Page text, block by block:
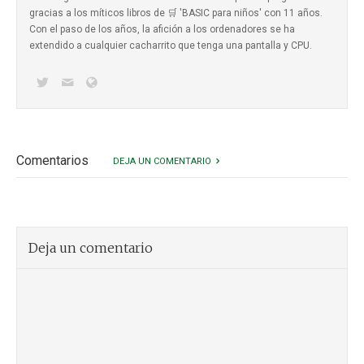
gracias a los míticos libros de 🛒 'BASIC para niños' con 11 años.
Con el paso de los años, la afición a los ordenadores se ha
extendido a cualquier cacharrito que tenga una pantalla y CPU.
Comentarios DEJA UN COMENTARIO
Deja un comentario